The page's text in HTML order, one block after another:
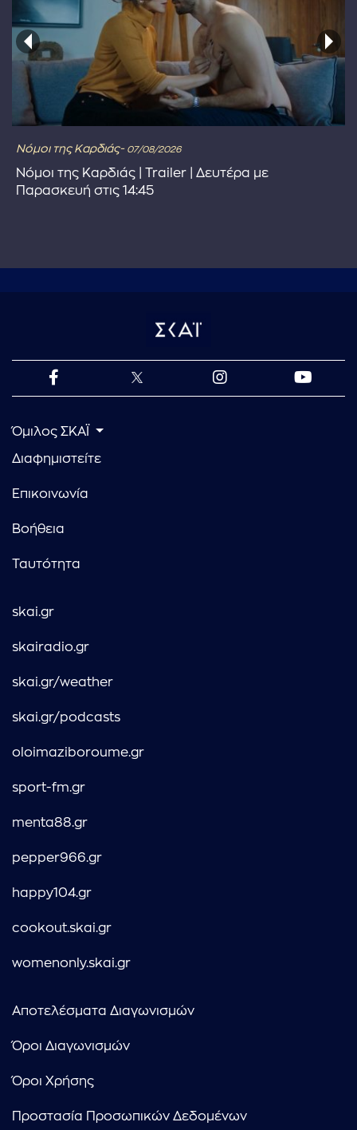
Νόμοι της Καρδιάς- 07/08/2026
Νόμοι της Καρδιάς | Trailer | Δευτέρα με
Παρασκευή στις 14:45
Όμιλος ΣΚΑΪ
Διαφημιστείτε
Επικοινωνία
Βοήθεια
Ταυτότητα
skai.gr
skairadio.gr
skai.gr/weather
skai.gr/podcasts
oloimaziboroume.gr
sport-fm.gr
menta88.gr
pepper966.gr
happy104.gr
cookout.skai.gr
womenonly.skai.gr
Αποτελέσματα Διαγωνισμών
Όροι Διαγωνισμών
Όροι Χρήσης
Προστασία Προσωπικών Δεδομένων